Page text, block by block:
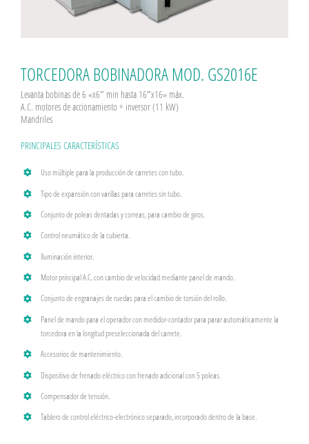
TORCEDORA BOBINADORA MOD. GS2016E
Levanta bobinas de 6 «x6″ min hasta 16″x16» máx.
A.C. motores de accionamiento + inversor (11 kW)
Mandriles
PRINCIPALES CARACTERÍSTICAS
Uso múltiple para la producción de carretes con tubo.
Tipo de expansión con varillas para carretes sin tubo.
Conjunto de poleas dentadas y correas, para cambio de giros.
Control neumático de la cubierta.
Iluminación interior.
Motor principal A.C. con cambio de velocidad mediante panel de mando.
Conjunto de engranajes de ruedas para el cambio de torsión del rollo.
Panel de mando para el operador con medidor-contador para parar automáticamente la
torcedora en la longitud preseleccionada del carrete.
Accesorios de mantenimiento.
Dispositivo de frenado eléctrico con frenado adicional con 5 poleas.
Compensador de tensión.
Tablero de control eléctrico-electrónico separado, incorporado dentro de la base.